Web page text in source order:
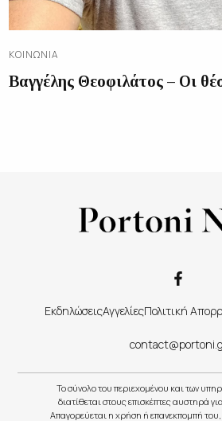
ΚΟΙΝΩΝΊΑ
Βαγγέλης Θεοφιλάτος – Οι
ΕκδηλώσειςΑγγελίεςΠολιτική
Το σύνολο του περιεχομένου και των
διατίθεται στους επισκέπτες αυστηρά
Απαγορεύεται η χρήση ή επανεκπομπή του,